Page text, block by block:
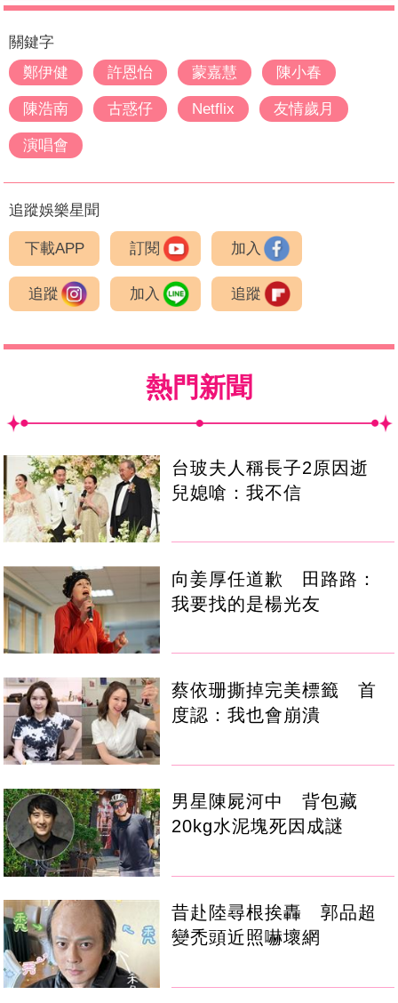
關鍵字
鄭伊健
許恩怡 蒙嘉慧 陳小春
陳浩南 古惑仔 Netflix 友情歲月
演唱會
追蹤娛樂星聞
下載APP 訂閱 加入
追蹤 加入 追蹤
熱門新聞
台玻夫人稱長子2原因逝
兒媳嗆：我不信
向姜厚任道歉 田路路：
我要找的是楊光友
蔡依珊撕掉完美標籤 首
度認：我也會崩潰
男星陳屍河中 背包藏
20kg水泥塊死因成謎
昔赴陸尋根挨轟 郭品超
變禿頭近照嚇壞網